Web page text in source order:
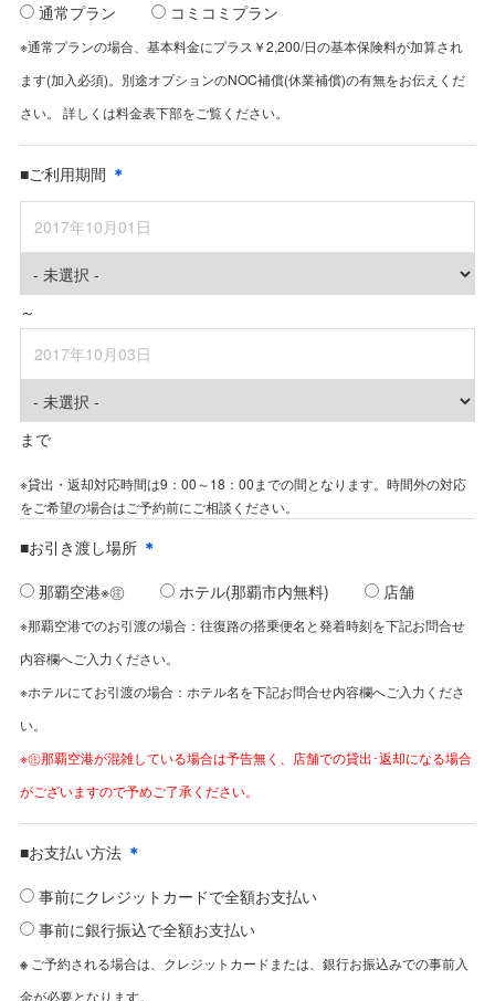
通常プラン
コミコミプラン
※通常プランの場合、基本料金にプラス￥2,200/日の基本保険料が加算され
ます(加入必須)。別途オプションのNOC補償(休業補償)の有無をお伝えくだ
さい。 詳しくは料金表下部をご覧ください。
■ご利用期間 ＊
～
まで
※貸出・返却対応時間は9：00～18：00までの間となります。時間外の対応
をご希望の場合はご予約前にご相談ください。
■お引き渡し場所 ＊
那覇空港※㊟
ホテル(那覇市内無料) 店舗
※那覇空港でのお引渡の場合：往復路の搭乗便名と発着時刻を下記お問合せ
内容欄へご入力ください。
※ホテルにてお引渡の場合：ホテル名を下記お問合せ内容欄へご入力くださ
い。
※㊟那覇空港が混雑している場合は予告無く、店舗での貸出･返却になる場合
がございますので予めご了承ください。
■お支払い方法 ＊
事前にクレジットカードで全額お支払い
事前に銀行振込で全額お支払い
※ご予約される場合は、クレジットカードまたは、銀行お振込みでの事前入
金が必要となります。